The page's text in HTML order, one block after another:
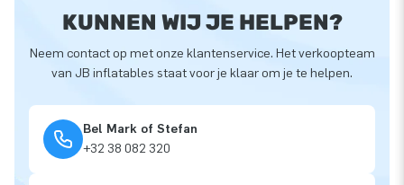
KUNNEN WIJ JE HELPEN?
Neem contact op met onze klantenservice. Het verkoopteam
van JB inflatables staat voor je klaar om je te helpen.
Bel Mark of Stefan
+32 38 082 320